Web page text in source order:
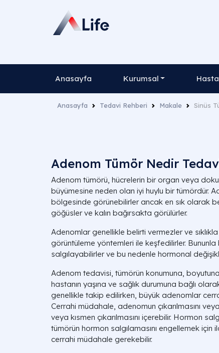
Anasayfa Kurumsal
Anasayfa Tedavi Rehberi Makale Sinüs
Adenom Tümör Nedir
Adenom tümörü, hücrelerin bir organ veya
büyümesine neden olan iyi huylu bir tümördür.
bölgesinde görünebilirler ancak en sık olarak
göğüsler ve kalın bağırsakta görülürler.
Adenomlar genellikle belirti vermezler ve
görüntüleme yöntemleri ile keşfedilirler.
salgılayabilirler ve bu nedenle hormonal
Adenom tedavisi, tümörün konumuna,
hastanın yaşına ve sağlık durumuna bağlı
genellikle takip edilirken, büyük adenomlar
Cerrahi müdahale, adenomun çıkarılmasını
veya kısmen çıkarılmasını içerebilir. Hormon
tümörün hormon salgılamasını engellemek için
cerrahi müdahale gerekebilir.